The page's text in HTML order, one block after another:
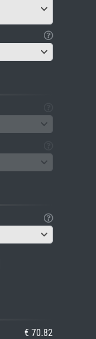
€ 70.82